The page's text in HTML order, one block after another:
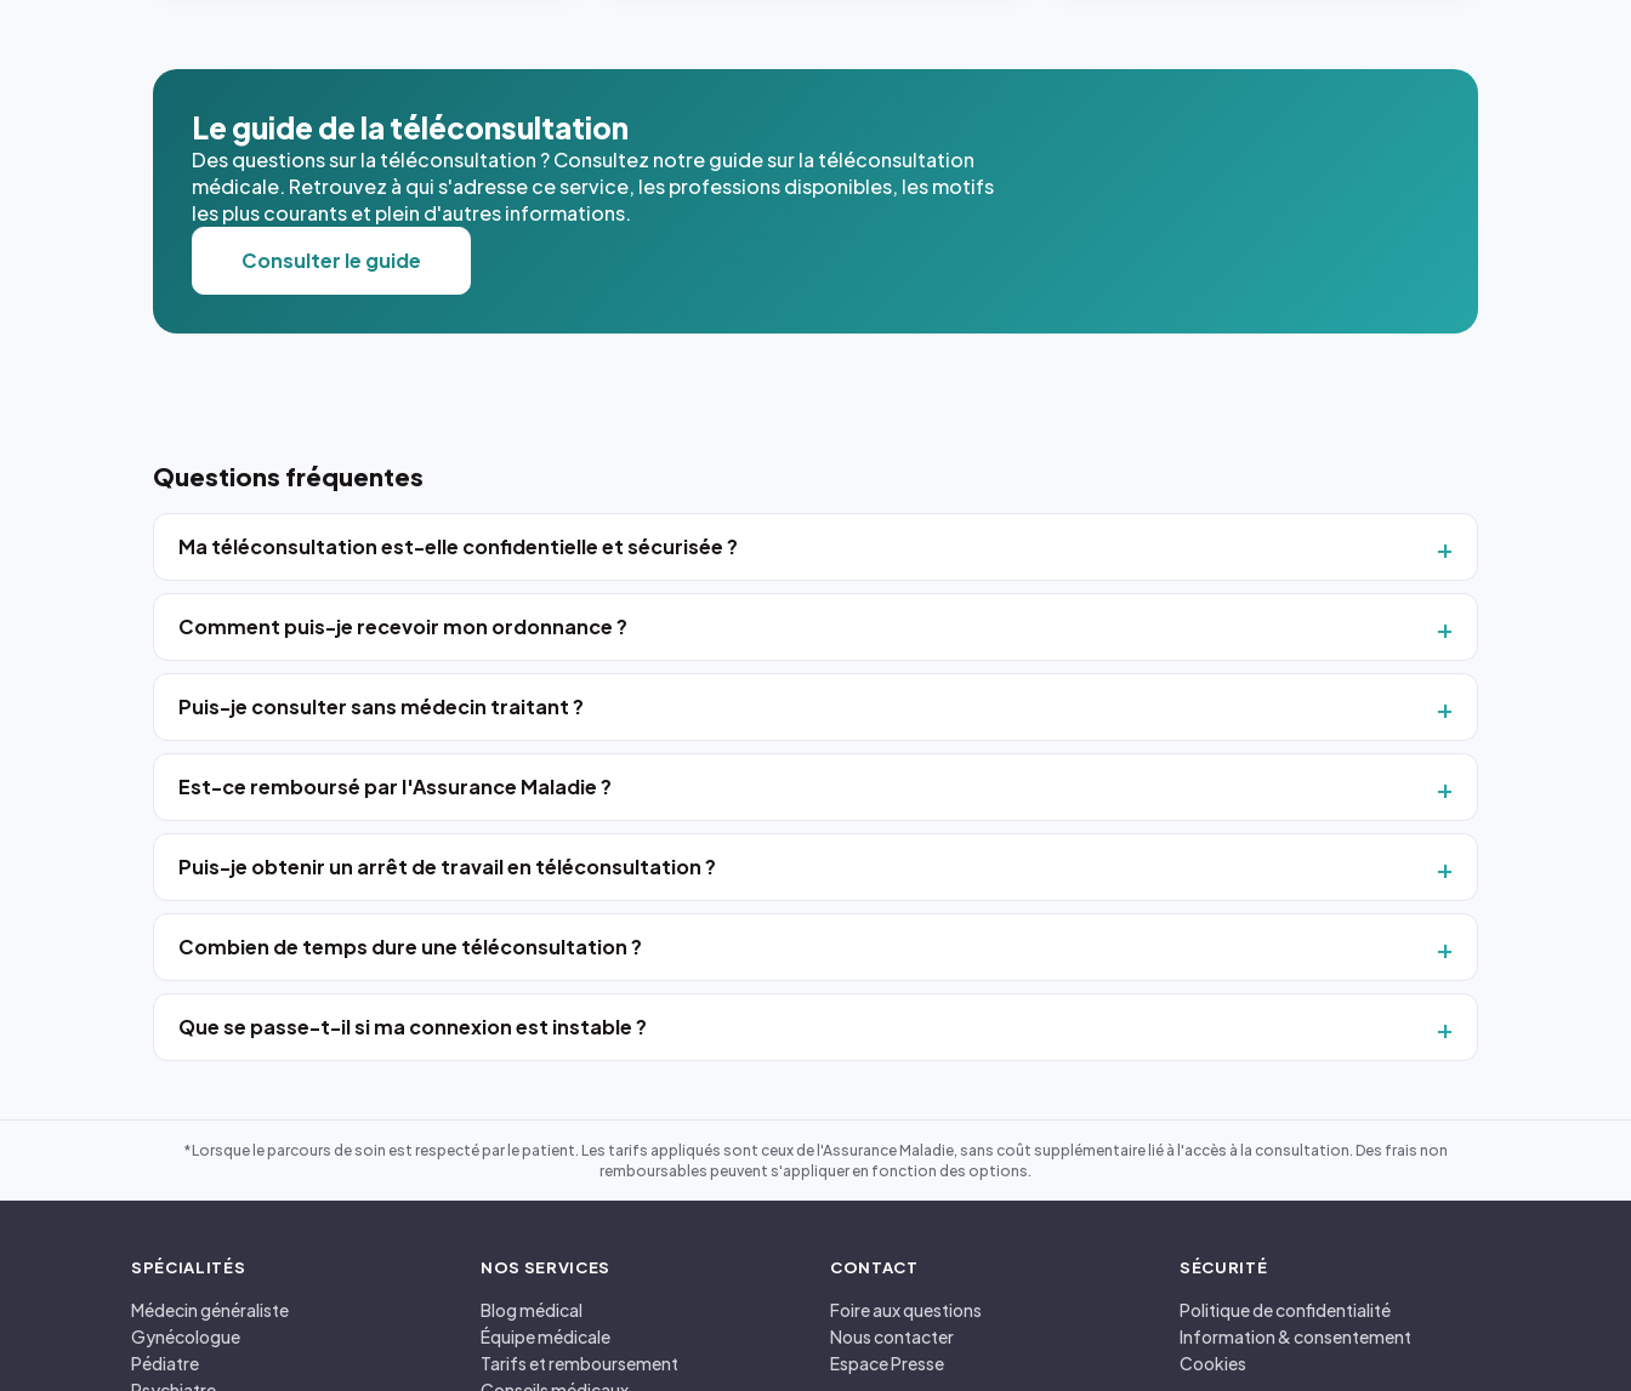
l'annuaire
dans ce
cas. #}Le guide de la téléconsultation
Des questions sur la téléconsultation ? Consultez notre guide sur la téléconsultation
médicale. Retrouvez à qui s'adresse ce service, les professions disponibles, les motifs
les plus courants et plein d'autres informations.
Consulter le guide
Questions fréquentes
Ma téléconsultation est-elle confidentielle et sécurisée ?
Comment puis-je recevoir mon ordonnance ?
Puis-je consulter sans médecin traitant ?
Est-ce remboursé par l'Assurance Maladie ?
Puis-je obtenir un arrêt de travail en téléconsultation ?
Combien de temps dure une téléconsultation ?
Que se passe-t-il si ma connexion est instable ?
*Lorsque le parcours de soin est respecté par le patient. Les tarifs appliqués sont ceux de l'Assurance Maladie, sans coût supplémentaire lié à l'accès à la consultation. Des frais non
remboursables peuvent s'appliquer en fonction des options.
SPÉCIALITÉS
Médecin généraliste
Gynécologue
Pédiatre
NOS SERVICES
Blog médical
Équipe médicale
Tarifs et remboursement
CONTACT
Foire aux questions
Nous contacter
Espace Presse
SÉCURITÉ
Politique de confidentialité
Information & consentement
Cookies